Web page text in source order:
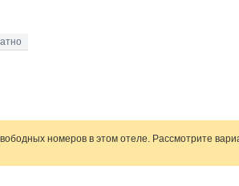
номеров в этом отеле. Рассмотрите